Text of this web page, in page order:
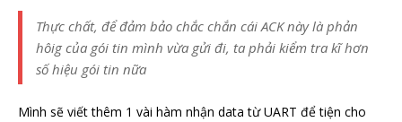
Thực chất, để đảm bảo chắc chắn cái ACK này là phản
hôig của gói tin mình vừa gửi đi, ta phải kiểm tra kĩ hơn
số hiệu gói tin nữa
Mình sẽ viết thêm 1 vài hàm nhận data từ UART để tiện cho